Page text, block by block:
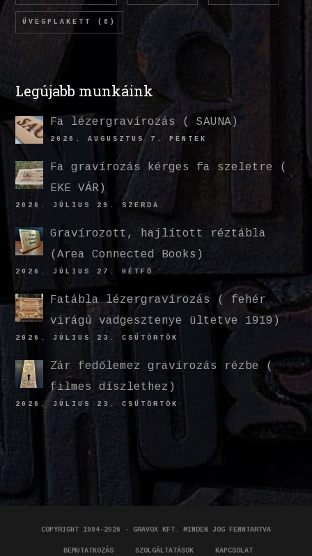
ÜVEGPLAKETT (8)
Legújabb munkáink
Fa lézergravírozás ( SAUNA)
2026. AUGUSZTUS 7. PÉNTEK
Fa gravírozás kérges fa szeletre (
EKE VÁR)
2026. JÚLIUS 29. SZERDA
Gravírozott, hajlított réztábla
(Area Connected Books)
2026. JÚLIUS 27. HÉTFŐ
Fatábla lézergravírozás ( fehér
virágú vadgesztenye ültetve 1919)
2026. JÚLIUS 23. CSÜTÖRTÖK
Zár fedőlemez gravírozás rézbe (
filmes díszlethez)
2026. JÚLIUS 23. CSÜTÖRTÖK
COPYRIGHT 1994-2026 - GRAVOX KFT. MINDEN JOG FENNTARTVA
BEMUTATKOZÁS SZOLGÁLTATÁSOK KAPCSOLAT